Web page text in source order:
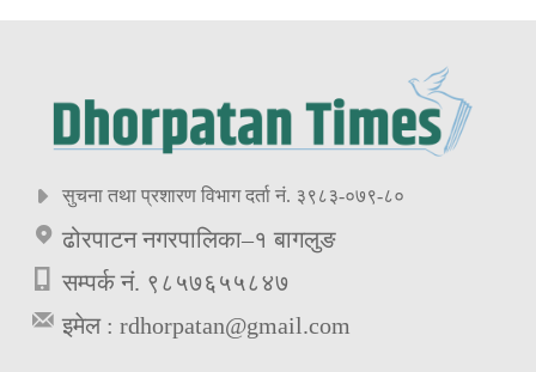
सुचना तथा प्रशारण विभाग दर्ता नं. ३९८३-०७९-८०
ढोरपाटन नगरपालिका–१ बागलुङ
सम्पर्क नं. ९८५७६५५८४७
इमेल : rdhorpatan@gmail.com